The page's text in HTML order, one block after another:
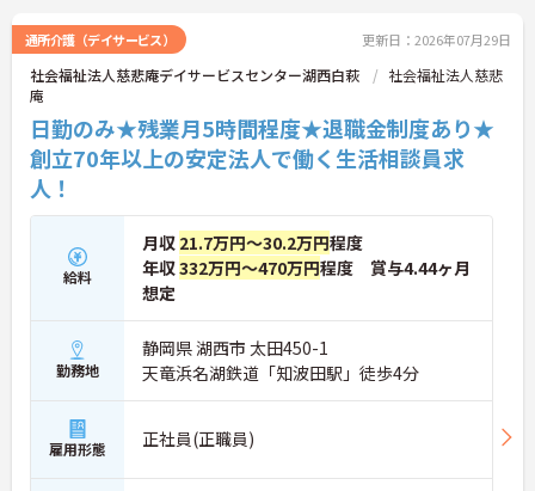
通所介護（デイサービス） 更新日：2026年07月29日
社会福祉法人慈悲庵デイサービスセンター湖西白萩
社会福祉法人慈悲
庵
日勤のみ★残業月5時間程度★退職金制度あり★
創立70年以上の安定法人で働く生活相談員求
人！
給料
月収 21.7万円～30.2万円程度
年収332万円～470万円程度 賞与4.44ヶ月
想定
勤務地
静岡県 湖西市 太田450-1
天竜浜名湖鉄道「知波田駅」徒歩4分
雇用形態 正社員(正職員)